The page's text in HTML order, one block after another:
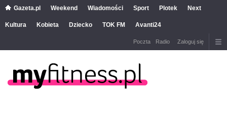
Gazeta.pl Weekend Wiadomości Sport Plotek Next
Kultura Kobieta Dziecko TOK FM Avanti24
Poczta Radio Zaloguj się